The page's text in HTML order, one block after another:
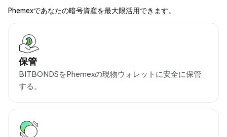
Phemexであなたの暗号資産を最大限活用できます。
保管
BITBONDSをPhemexの現物ウォレットに安全に保管
する。